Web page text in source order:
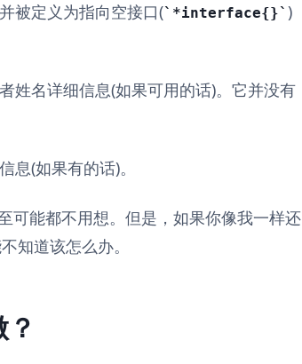
被定义为指向空接口( *interface{} )
姓名详细信息(如果可用的话)。它并没有
息(如果有的话)。
可能都不用想。但是，如果你像我一样还
知道该怎么办。